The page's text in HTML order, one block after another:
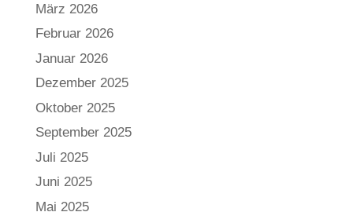
März 2026
Februar 2026
Januar 2026
Dezember 2025
Oktober 2025
September 2025
Juli 2025
Juni 2025
Mai 2025